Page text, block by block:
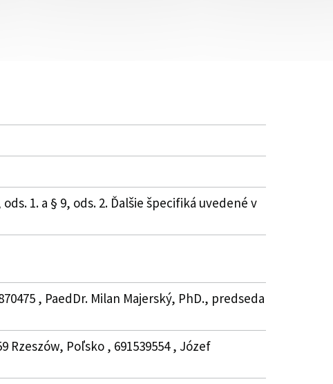
1. a § 9, ods. 2. Ďalšie špecifiká uvedené v
, PaedDr. Milan Majerský, PhD., predseda
Poľsko , 691539554 , Józef